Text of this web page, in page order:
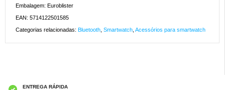
Embalagem: Euroblister
EAN: 5714122501585
Categorias relacionadas: Bluetooth Smartwatch Acessórios para smartwatch
ENTREGA RÁPIDA